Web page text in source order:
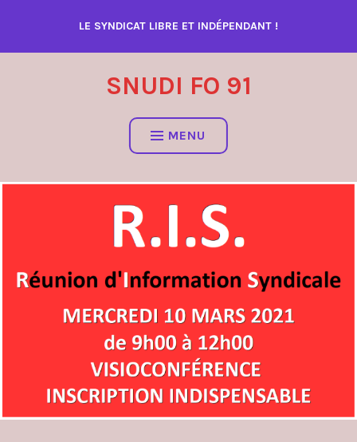
contenu
LE SYNDICAT LIBRE ET INDÉPENDANT !
SNUDI FO 91
MENU